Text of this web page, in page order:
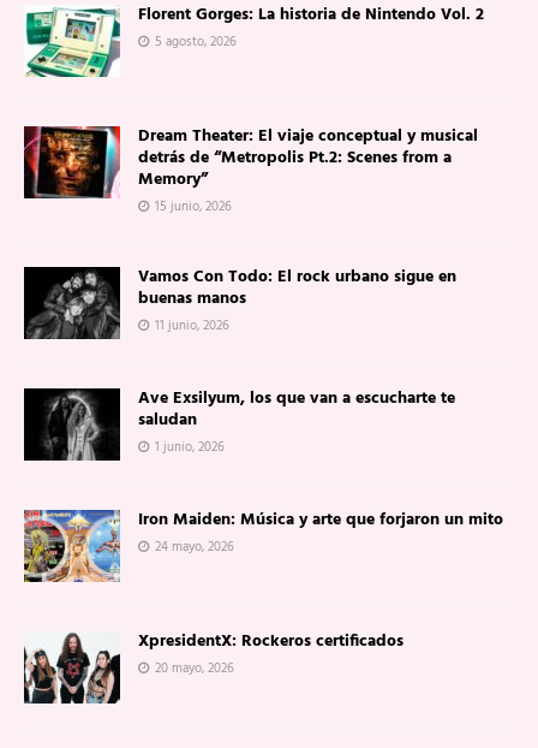
Florent Gorges: La historia de Nintendo Vol. 2
5 agosto, 2026
Dream Theater: El viaje conceptual y musical
detrás de “Metropolis Pt.2: Scenes from a
Memory”
15 junio, 2026
Vamos Con Todo: El rock urbano sigue en
buenas manos
11 junio, 2026
Ave Exsilyum, los que van a escucharte te
saludan
1 junio, 2026
Iron Maiden: Música y arte que forjaron un mito
24 mayo, 2026
XpresidentX: Rockeros certificados
20 mayo, 2026